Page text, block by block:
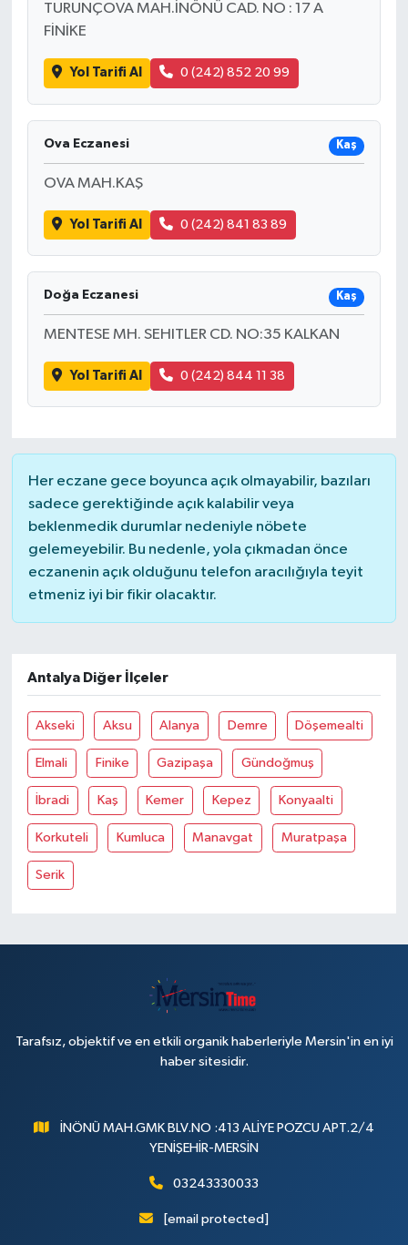
TURUNÇOVA MAH.İNÖNÜ CAD. NO : 17 A
FİNİKE
Yol Tarifi Al 0 (242) 852 20 99
Ova Eczanesi Kaş
OVA MAH.KAŞ
Yol Tarifi Al 0 (242) 841 83 89
Doğa Eczanesi Kaş
MENTESE MH. SEHITLER CD. NO:35 KALKAN
Yol Tarifi Al 0 (242) 844 11 38
Her eczane gece boyunca açık olmayabilir, bazıları
sadece gerektiğinde açık kalabilir veya
beklenmedik durumlar nedeniyle nöbete
gelemeyebilir. Bu nedenle, yola çıkmadan önce
eczanenin açık olduğunu telefon aracılığıyla teyit
etmeniz iyi bir fikir olacaktır.
Antalya Diğer İlçeler
Akseki Aksu Alanya Demre Döşemealti
Elmali Finike Gazipaşa Gündoğmuş
İbradi Kaş Kemer Kepez Konyaalti
Korkuteli Kumluca Manavgat Muratpaşa
Serik
Tarafsız, objektif ve en etkili organik haberleriyle Mersin'in en iyi
haber sitesidir.
İNÖNÜ MAH.GMK BLV.NO :413 ALİYE POZCU APT.2/4
YENİŞEHİR-MERSİN
03243330033
[email protected]